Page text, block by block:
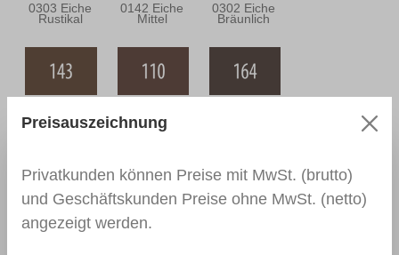
0303 Eiche
Rustikal
0142 Eiche
Mittel
0302 Eiche
Bräunlich
Dunkel Nussbaum
Mittel
Mahagoni Hell Mahagoni
Dunkel
Preisauszeichnung
Privatkunden können Preise mit MwSt. (brutto)
und Geschäftskunden Preise ohne MwSt. (netto)
angezeigt werden.